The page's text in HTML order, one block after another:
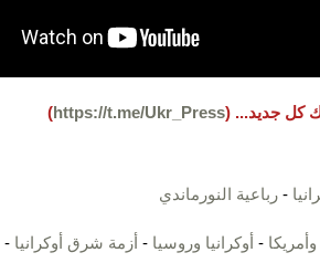
كل جديد... (
https://t.me/Ukr_Press
)
- رباعية النورماندي
وأمريكا - أوكرانيا وروسيا - أزمة شرق أوكرانيا -